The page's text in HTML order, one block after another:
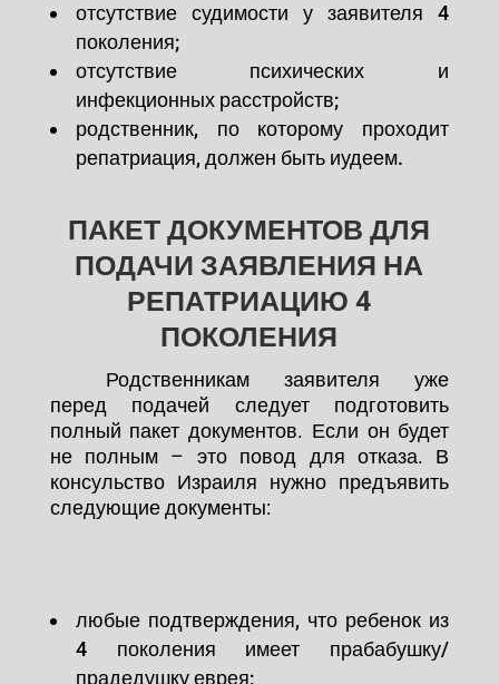
отсутствие судимости у заявителя 4
поколения;
отсутствие психических и
инфекционных расстройств;
родственник, по которому проходит
репатриация, должен быть иудеем.
ПАКЕТ ДОКУМЕНТОВ ДЛЯ
ПОДАЧИ ЗАЯВЛЕНИЯ НА
РЕПАТРИАЦИЮ 4
ПОКОЛЕНИЯ
Родственникам заявителя уже
перед подачей следует подготовить
полный пакет документов. Если он будет
не полным – это повод для отказа. В
консульство Израиля нужно предъявить
следующие документы:
любые подтверждения, что ребенок из
4 поколения имеет прабабушку/
прадедушку еврея;